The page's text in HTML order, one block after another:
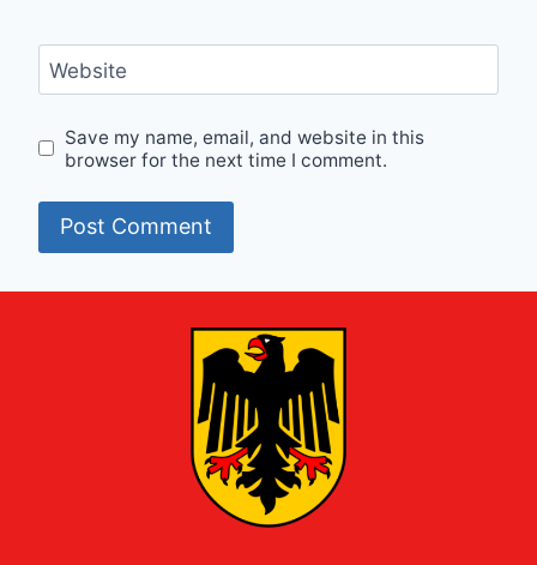
Website
Save my name, email, and website in this
browser for the next time I comment.